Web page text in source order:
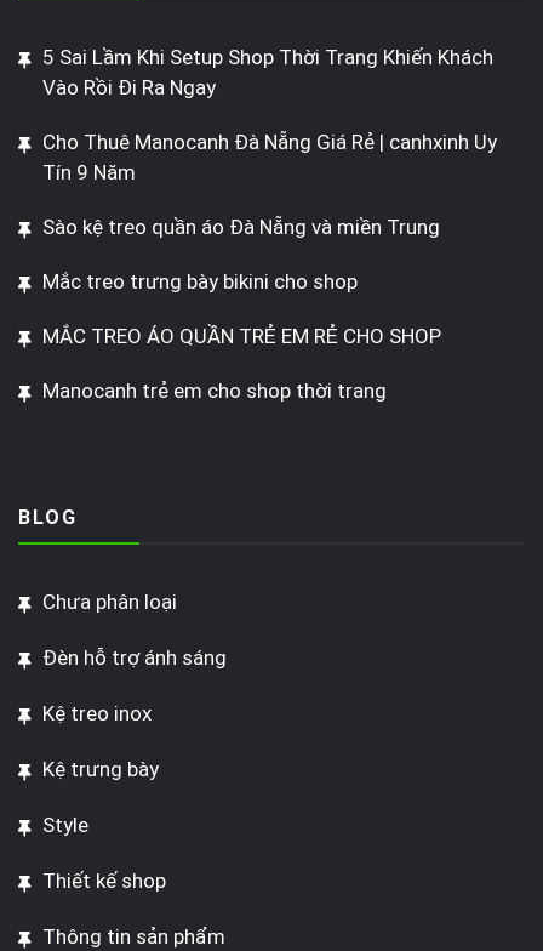
5 Sai Lầm Khi Setup Shop Thời Trang Khiến Khách
Vào Rồi Đi Ra Ngay
Cho Thuê Manocanh Đà Nẵng Giá Rẻ | canhxinh Uy
Tín 9 Năm
Sào kệ treo quần áo Đà Nẵng và miền Trung
Mắc treo trưng bày bikini cho shop
MẮC TREO ÁO QUẦN TRẺ EM RẺ CHO SHOP
Manocanh trẻ em cho shop thời trang
BLOG
Chưa phân loại
Đèn hỗ trợ ánh sáng
Kệ treo inox
Kệ trưng bày
Style
Thiết kế shop
Thông tin sản phẩm